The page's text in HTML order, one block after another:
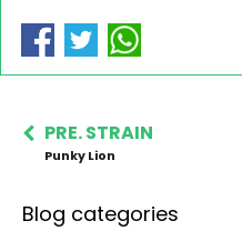
PRE. STRAIN
Punky Lion
Blog categories